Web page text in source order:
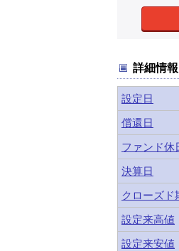
詳細情報
設定日
償還日
ファンド休
決算日
クローズド
設定来高値
設定来安値